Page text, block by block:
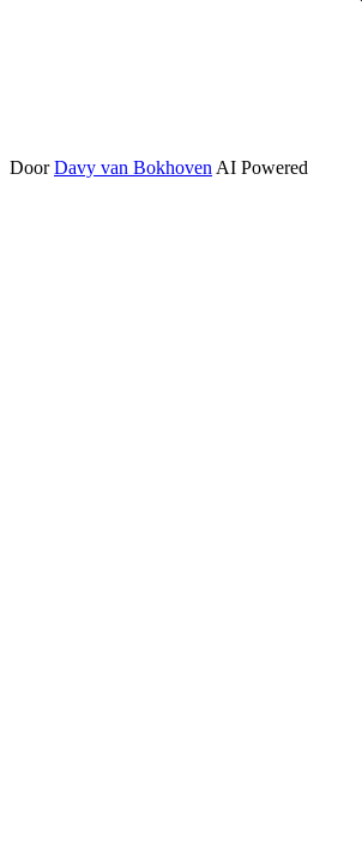
DoorDavy van Bokhoven AI Powered